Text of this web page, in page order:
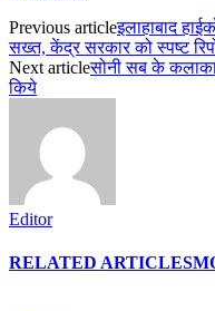
Previous articleइलाहाबाद
सख्त, केंद्र सरकार को स्पष्ट
Next articleसोनी सब के
किये
Editor
RELATED ARTICLES